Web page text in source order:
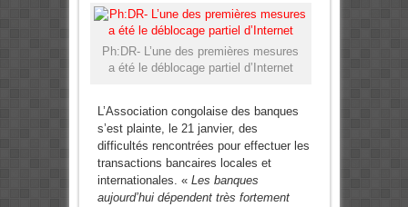
Ph:DR- L’une des premières mesures
a été le déblocage partiel d’Internet
L’Association congolaise des banques
s’est plainte, le 21 janvier, des
difficultés rencontrées pour effectuer les
transactions bancaires locales et
internationales. « Les banques
aujourd’hui dépendent très fortement